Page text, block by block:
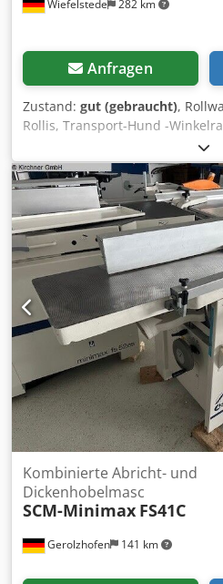
Wiefelstede 282 km
Anfragen
Zustand: gut (gebraucht),
Rollis, Transport-Hund -
Winkelrahmen aus: Edelstahl
Durchmesser: 160 mm -2
Anzahl: 24 Stück vorhanden -
Htijx Ap Hoa
Gerolzhofen 141 km
Kombinierte Abricht- und
Dickenhobelmasc
SCM-Minimax FS41C